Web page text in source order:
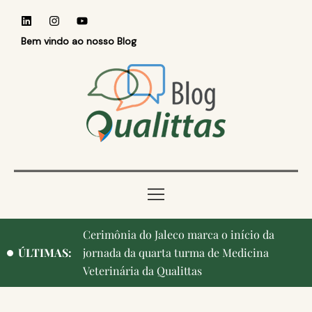
Bem vindo ao nosso Blog
ÚLTIMAS:
Qualittas, Portas Abertas! e aniversário de
Campinas, cidade onde nasceu a instituição,
ganham destaque na imprensa